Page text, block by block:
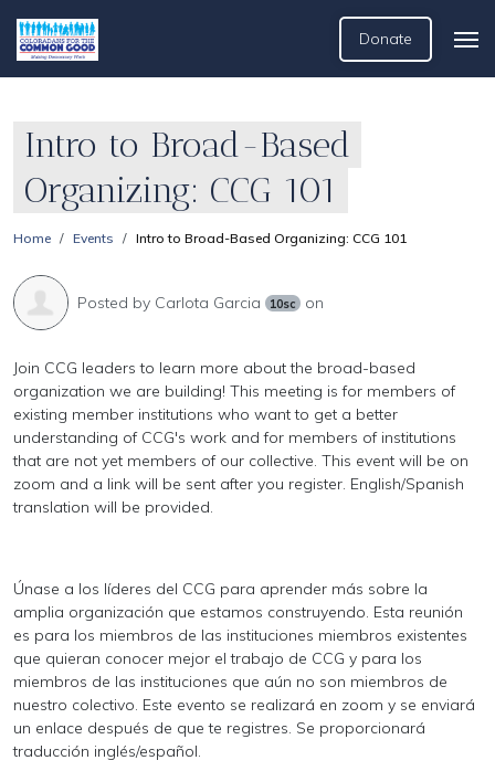
Donate
Intro to Broad-Based
Organizing: CCG 101
Home Events Intro to Broad-Based Organizing: CCG 101
Posted by Carlota Garcia 10sc on
Join CCG leaders to learn more about the broad-based
organization we are building! This meeting is for members of
existing member institutions who want to get a better
understanding of CCG's work and for members of institutions
that are not yet members of our collective. This event will be on
zoom and a link will be sent after you register. English/Spanish
translation will be provided.
Únase a los líderes del CCG para aprender más sobre la
amplia organización que estamos construyendo. Esta reunión
es para los miembros de las instituciones miembros existentes
que quieran conocer mejor el trabajo de CCG y para los
miembros de las instituciones que aún no son miembros de
nuestro colectivo. Este evento se realizará en zoom y se enviará
un enlace después de que te registres. Se proporcionará
traducción inglés/español.